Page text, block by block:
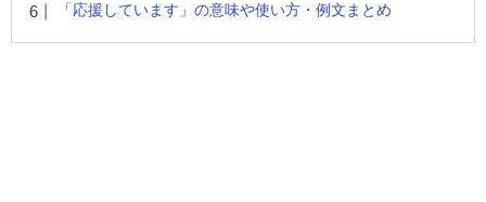
「応援しています」の意味や使い方・例文まとめ